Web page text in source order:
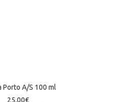
Porto A/S 100 ml
25,00€